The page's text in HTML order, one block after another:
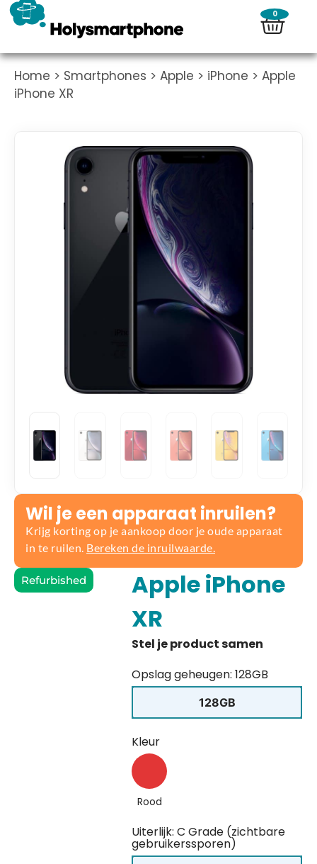
0
Home > Smartphones > Apple > iPhone > Apple
iPhone XR
Wil je een apparaat inruilen?
Krijg korting op je aankoop door je oude apparaat
in te ruilen. Bereken de inruilwaarde.
Refurbished
Apple iPhone
XR
Opslag geheugen: 128GB
128GB
Kleur
Rood
Uiterlijk: C Grade (zichtbare
gebruikerssporen)